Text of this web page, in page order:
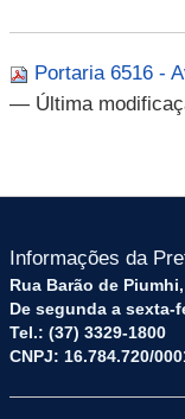
Portaria 6516 -
— Última
Informações da
Rua Barão de
De segunda a sexta-
Tel.: (37) 3329-1800
CNPJ: 16.784.720/